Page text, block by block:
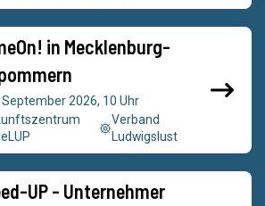
in Mecklenburg-
September 2026, 10 Uhr
Verband
Ludwigslust
UP - Unternehmer